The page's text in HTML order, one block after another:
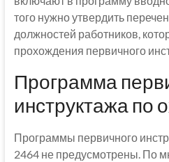
того нужно утвердить
должностей работников,
прохождения первичного
Программа
инструктажа по
Программы первичного
2464 не предусмотрены. По